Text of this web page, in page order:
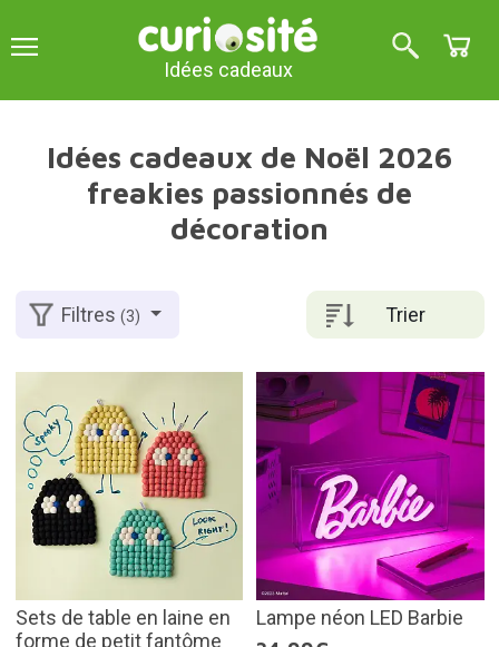
Idées cadeaux
Idées cadeaux de Noël 2026
freakies passionnés de
décoration
Trier
Filtres(3)
Sets de table en laine en
forme de petit fantôme
Lampe néon LED Barbie